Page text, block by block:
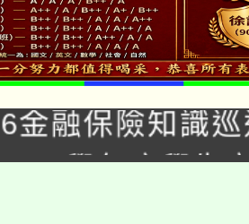
領人才培育課程
校115學年度第
)教師甄選結果(
金融保險知識
動
115學年度學生